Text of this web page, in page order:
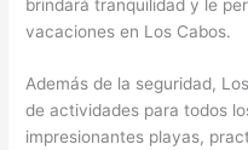
brindará tranquilidad y le
vacaciones en Los Cabos.
Además de la seguridad,
de actividades para todos
impresionantes playas,